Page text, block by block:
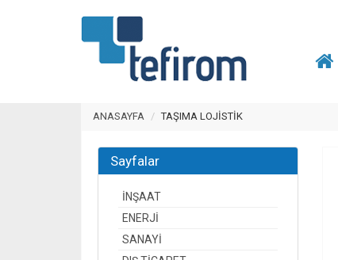
ANASAYFA TAŞIMA LOJİSTİK
Sayfalar
İNŞAAT
ENERJİ
SANAYİ